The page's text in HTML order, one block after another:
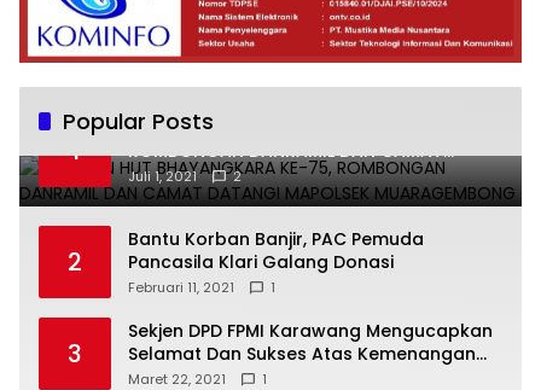
Popular Posts
1
UCAPKAN HUT BHAYANGKARA KE-75,
ROMBONGAN DANRAMIL DAN CAMAT
DATANGI MAPOLSEK MUARAGEMBONG
Juli 1, 2021 2
2
Bantu Korban Banjir, PAC Pemuda
Pancasila Klari Galang Donasi
Februari 11, 2021 1
3
Sekjen DPD FPMI Karawang Mengucapkan
Selamat Dan Sukses Atas Kemenangan
Calon Kades Dayeuhluhur H.Sapin
Maret 22, 2021 1